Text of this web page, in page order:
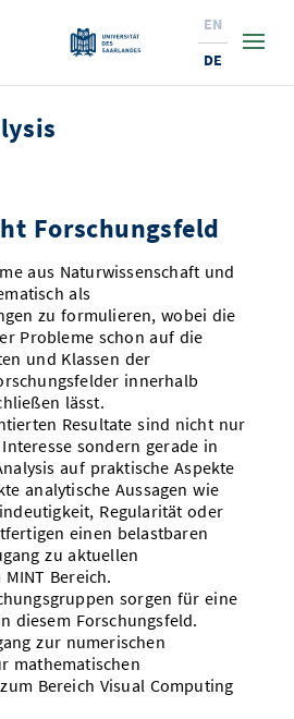
Studiengänge
& AnsprechpartnerInnen
Klausuren
Beruf
Access
und Förderungen
Veranstaltungen
Veranstaltungen
Campus
und Förderungen
Personen, Forschungsgruppen
Veranstaltungen
EN
DE
Forschungsfeld
aus Naturwissenschaft und
als
zu formulieren, wobei die
Probleme schon auf die
und Klassen der
innerhalb
lässt.
Resultate sind nicht nur
sondern gerade in
auf praktische Aspekte
analytische Aussagen wie
Regularität oder
einen belastbaren
zu aktuellen
Bereich.
sorgen für eine
diesem Forschungsfeld.
zur numerischen
mathematischen
Bereich Visual Computing